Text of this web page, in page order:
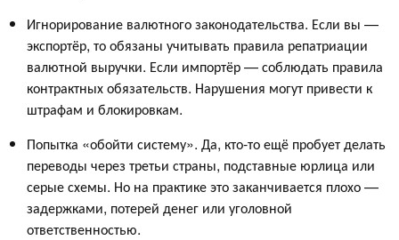
Игнорирование валютного законодательства. Если вы —
экспортёр, то обязаны учитывать правила репатриации
валютной выручки. Если импортёр — соблюдать правила
контрактных обязательств. Нарушения могут привести к
штрафам и блокировкам.
Попытка «обойти систему». Да, кто-то ещё пробует делать
переводы через третьи страны, подставные юрлица или
серые схемы. Но на практике это заканчивается плохо —
задержками, потерей денег или уголовной
ответственностью.